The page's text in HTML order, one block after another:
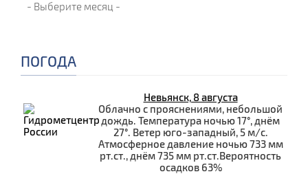
ПОГОДА
Невьянск, 8 августа
Облачно с прояснениями, небольшой
дождь. Температура ночью 17°, днём
27°. Ветер юго-западный, 5 м/с.
Атмосферное давление ночью 733 мм
рт.ст., днём 735 мм рт.ст.Вероятность
осадков 63%